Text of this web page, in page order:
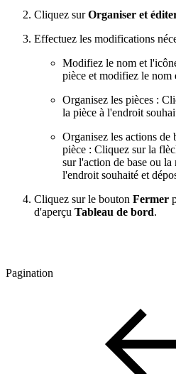
Cliquez surOrganiser et
Effectuez les modifications
Modifiez le nom et
pièce et modifiez le nom
Organisez les pièces :
la pièce à l'endroit
Organisez les actions de
pièce : Cliquez sur la
sur l'action de base ou
l'endroit souhaité et
Cliquez sur le bouton Fermer
d'aperçu Tableau de bord.
Pagination